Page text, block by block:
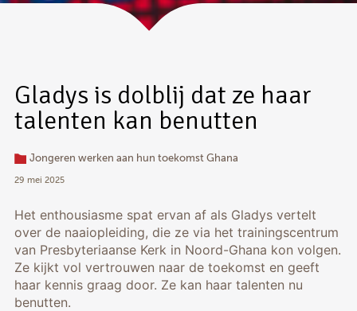
Gladys is dolblij dat ze haar
talenten kan benutten
Jongeren werken aan hun toekomst Ghana
29 mei 2025
Het enthousiasme spat ervan af als Gladys vertelt
over de naaiopleiding, die ze via het trainingscentrum
van Presbyteriaanse Kerk in Noord-Ghana kon volgen.
Ze kijkt vol vertrouwen naar de toekomst en geeft
haar kennis graag door. Ze kan haar talenten nu
benutten.